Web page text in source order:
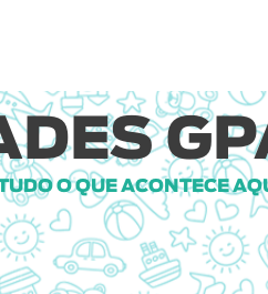
O QUE ACONTECE